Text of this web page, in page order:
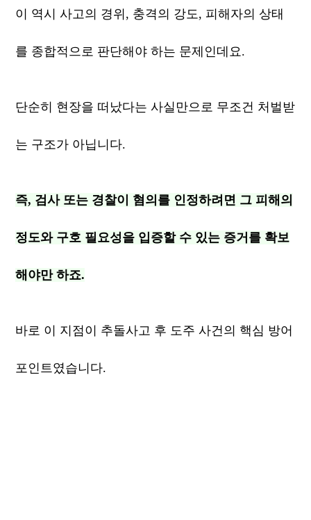
이 역시 사고의 경위, 충격의 강도, 피해자의 상태
를 종합적으로 판단해야 하는 문제인데요.
단순히 현장을 떠났다는 사실만으로 무조건 처벌받
는 구조가 아닙니다.
즉, 검사 또는 경찰이 혐의를 인정하려면 그 피해의
정도와 구호 필요성을 입증할 수 있는 증거를 확보
해야만 하죠.
바로 이 지점이 추돌사고 후 도주 사건의 핵심 방어
포인트였습니다.